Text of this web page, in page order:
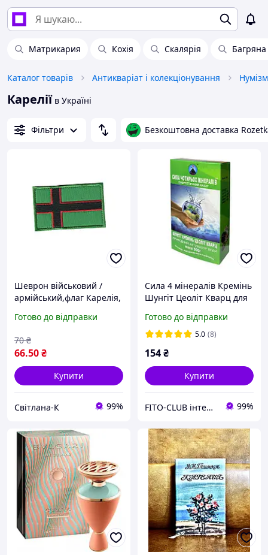
Матрикария Кохія Скалярія
Каталог товарів Антикваріат і колекціонування
Кареліїв Україні
Фільтри Безкоштовна доставка
Шеврон військовий /
армійський,флаг Карелія,
8см
Готово до відправки
66.50₴
70 ₴
Купити
Свiтлана-К 99%
Сила 4 мінералів Кремінь
Шунгіт Цеоліт Кварц для
Походження: Карелія.
Готово до відправки
5.0 (8)
154₴
Купити
FITO-CLUB інтернет-магазин 99%